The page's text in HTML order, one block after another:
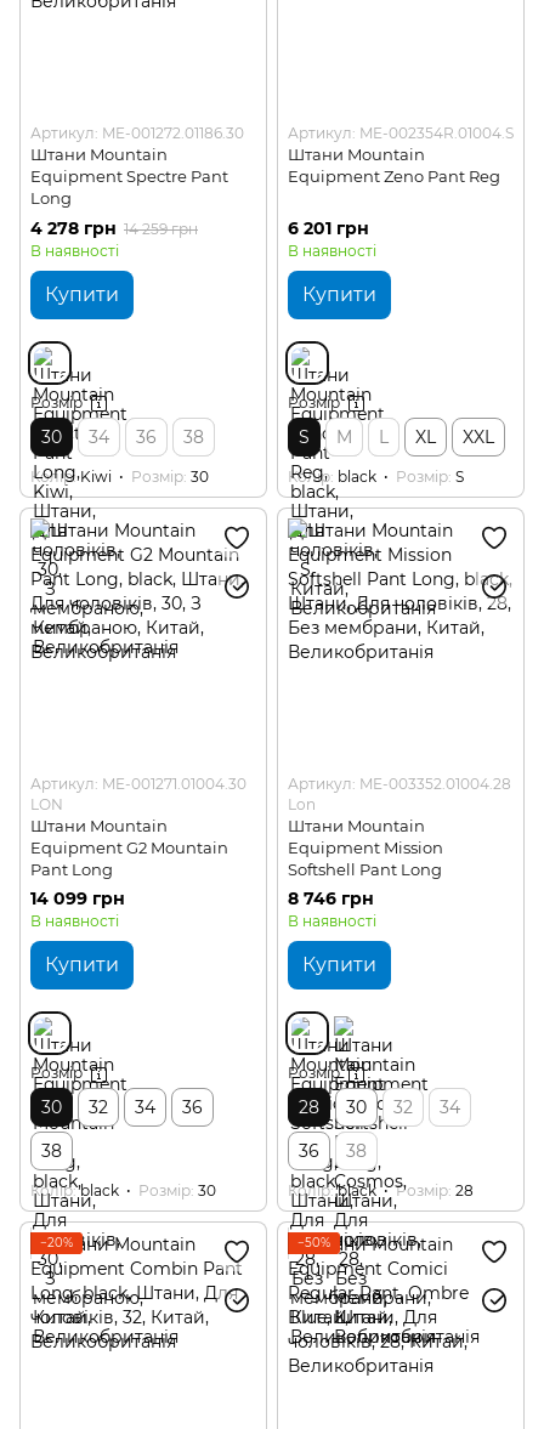
Артикул: ME-001272.01186.30
Штани Mountain
Equipment Spectre Pant
Long
4 278 грн 14 259 грн
В наявності
Купити
Розмір
30 34 36 38
Колір Kiwi Розмір 30
Артикул: ME-002354R.01004.S
Штани Mountain
Equipment Zeno Pant Reg
6 201 грн
В наявності
Купити
Розмір
S M L XL XXL
Колір black Розмір S
Артикул: ME-001271.01004.30
LON
Штани Mountain
Equipment G2 Mountain
Pant Long
14 099 грн
В наявності
Купити
Розмір
30 32 34
36
38
Колір black Розмір 30
Артикул: ME-003352.01004.28
Lon
Штани Mountain
Equipment Mission
Softshell Pant Long
8 746 грн
В наявності
Купити
Розмір
28 30 32
34
36
38
Колір black Розмір 28
−20% −50%